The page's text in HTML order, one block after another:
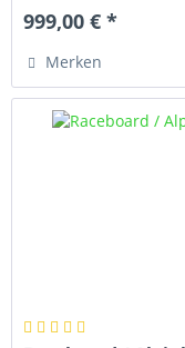
999,00 € *
Merken